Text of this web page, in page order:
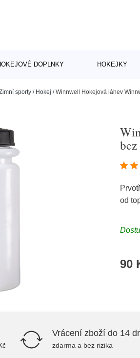
DOPLNKY HOKEJKY
sporty / Hokej /Winnwell Hokejová láhev
od
90
Vrácení zboží do 14
zdarma a bez rizika